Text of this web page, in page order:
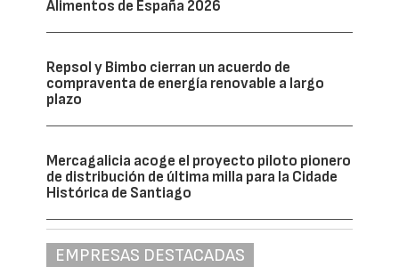
Alimentos de España 2026
Repsol y Bimbo cierran un acuerdo de
compraventa de energía renovable a largo
plazo
Mercagalicia acoge el proyecto piloto pionero
de distribución de última milla para la Cidade
Histórica de Santiago
EMPRESAS DESTACADAS